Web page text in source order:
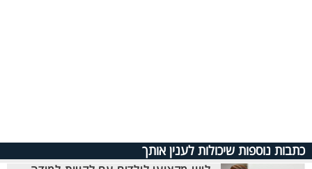
כתבות נוספות שיכולות לענין אותך